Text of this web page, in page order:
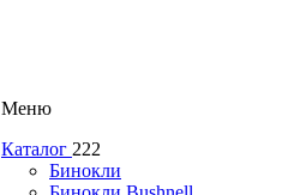
Меню
Каталог 222
Бинокли